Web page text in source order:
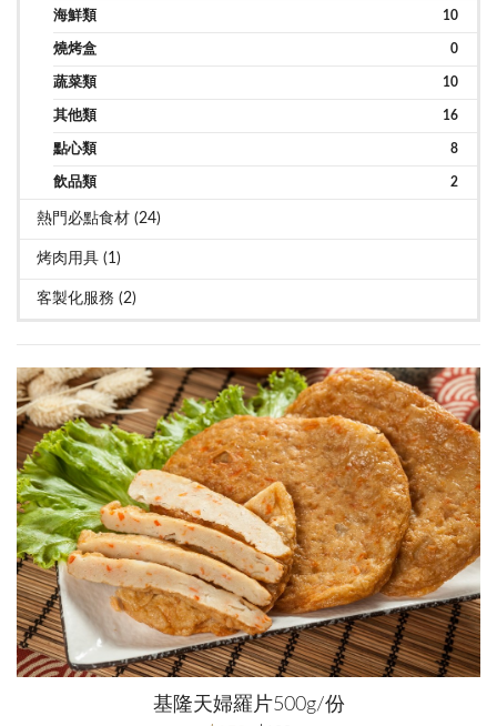
海鮮類 10
燒烤盒 0
蔬菜類 10
其他類 16
點心類 8
飲品類 2
熱門必點食材 (24)
烤肉用具 (1)
客製化服務 (2)
基隆天婦羅片500g/份